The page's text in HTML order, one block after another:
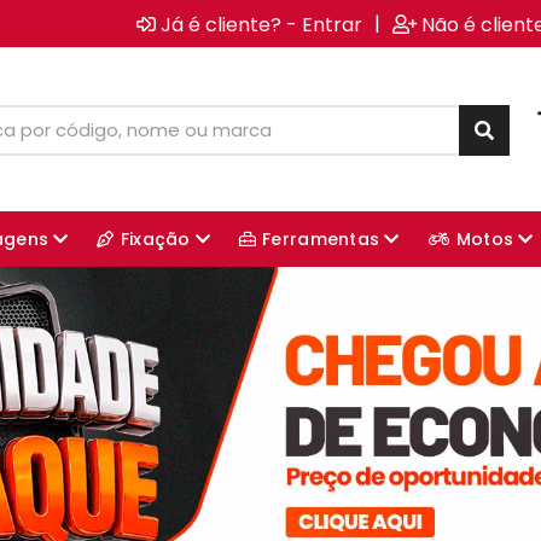
Já é cliente? - Entrar | Não é
Fixação Ferramentas Motos